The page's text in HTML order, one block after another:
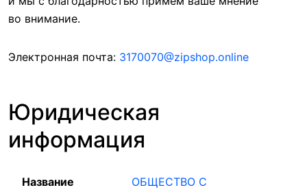
во внимание.
Электронная почта: 3170070@zipshop.online
Юридическая
информация
Название
ОБЩЕСТВО С